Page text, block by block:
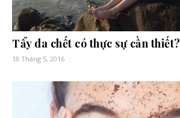
Tẩy da chết có thực sự cần thiết?
18 Tháng 5, 2016